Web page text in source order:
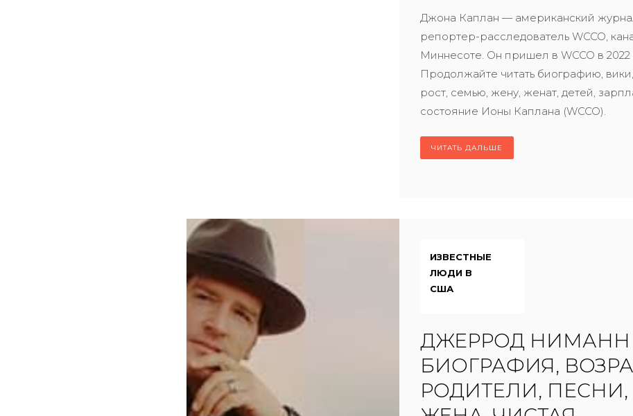
Джона Каплан — американский
репортер-расследователь WCCO,
Миннесоте. Он пришел в WCCO в 2022
Продолжайте читать биографию,
рост, семью, жену, женат, детей,
состояние Ионы Каплана (WCCO).
ЧИТАТЬ ДАЛЬШЕ
ИЗВЕСТНЫЕ
ЛЮДИ В
США
ДЖЕРРОД НИМАНН
БИОГРАФИЯ,
РОДИТЕЛИ, ПЕСНИ,